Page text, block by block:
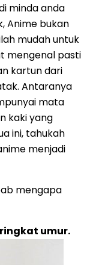
minda anda
Anime bukan
mudah untuk
mengenal pasti
kartun dari
Antaranya
mata
kaki yang
ini, tahukah
menjadi
mengapa
umur.